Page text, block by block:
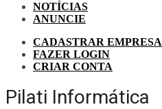
NOTÍCIAS
ANUNCIE
CADASTRAR EMPRESA
FAZER LOGIN
CRIAR CONTA
Pilati Informática